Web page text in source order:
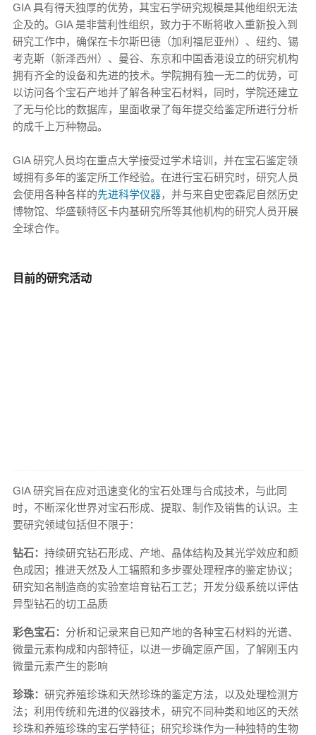
GIA 具有得天独厚的优势，其宝石学研究规模是其他组织无法
企及的。GIA 是非营利性组织，致力于不断将收入重新投入到
研究工作中，确保在卡尔斯巴德（加利福尼亚州）、纽约、锡
考克斯（新泽西州）、曼谷、东京和中国香港设立的研究机构
拥有齐全的设备和先进的技术。学院拥有独一无二的优势，可
以访问各个宝石产地并了解各种宝石材料，同时，学院还建立
了无与伦比的数据库，里面收录了每年提交给鉴定所进行分析
的成千上万种物品。
GIA 研究人员均在重点大学接受过学术培训，并在宝石鉴定领
域拥有多年的鉴定所工作经验。在进行宝石研究时，研究人员
会使用各种各样的先进科学仪器，并与来自史密森尼自然历史
博物馆、华盛顿特区卡内基研究所等其他机构的研究人员开展
全球合作。
目前的研究活动
GIA 研究旨在应对迅速变化的宝石处理与合成技术，与此同
时，不断深化世界对宝石形成、提取、制作及销售的认识。主
要研究领域包括但不限于：
钻石： 持续研究钻石形成、产地、晶体结构及其光学效应和颜
色成因；推进天然及人工辐照和多步骤处理程序的鉴定协议；
研究知名制造商的实验室培育钻石工艺；开发分级系统以评估
异型钻石的切工品质
彩色宝石： 分析和记录来自已知产地的各种宝石材料的光谱、
微量元素构成和内部特征，以进一步确定原产国，了解刚玉内
微量元素产生的影响
珍珠： 研究养殖珍珠和天然珍珠的鉴定方法，以及处理检测方
法；利用传统和先进的仪器技术，研究不同种类和地区的天然
珍珠和养殖珍珠的宝石学特征；研究珍珠作为一种独特的生物